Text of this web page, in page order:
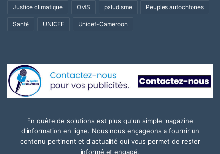
Justice climatique OMS paludisme Peuples autochtones
Santé UNICEF Unicef-Cameroon
En quête de solutions est plus qu'un simple magazine
d'information en ligne. Nous nous engageons à fournir un
contenu pertinent et d'actualité qui vous permet de rester
informé et engagé.